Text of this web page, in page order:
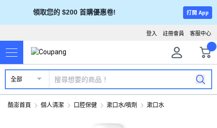
領取您的 $200 首購優惠卷! 打開 App
客服中心
註冊會員
登入
全部
酷澎首頁 個人清潔 口腔保健 漱口水/噴劑 漱口水